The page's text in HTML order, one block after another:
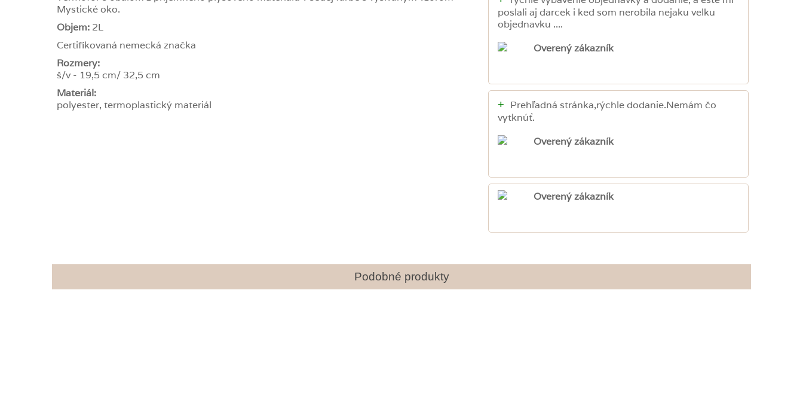
Mystické oko.
Objem: 2L
Certifikovaná nemecká značka
Rozmery:
š/v - 19,5 cm/ 32,5 cm
Materiál:
polyester, termoplastický materiál
poslali aj darcek i ked som nerobila nejaku velku
objednavku ....
Overený zákazník
+ Prehľadná stránka,rýchle dodanie.Nemám čo
vytknúť.
Overený zákazník
Overený zákazník
Podobné produkty